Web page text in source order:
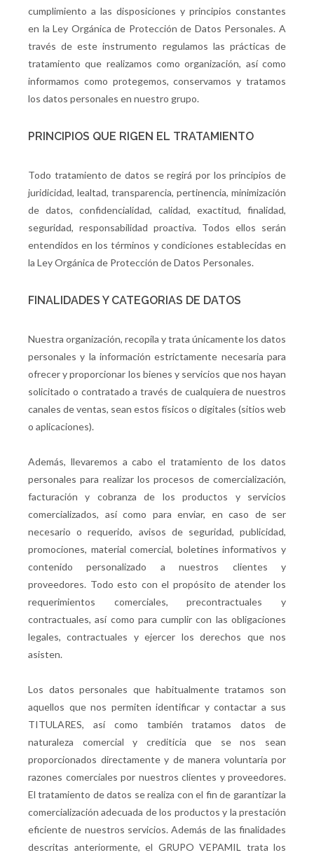
cumplimiento a las disposiciones y principios constantes
en la Ley Orgánica de Protección de Datos Personales. A
través de este instrumento regulamos las prácticas de
tratamiento que realizamos como organización, así como
informamos como protegemos, conservamos y tratamos
los datos personales en nuestro grupo.
PRINCIPIOS QUE RIGEN EL TRATAMIENTO
Todo tratamiento de datos se regirá por los principios de
juridicidad, lealtad, transparencia, pertinencia, minimización
de datos, confidencialidad, calidad, exactitud, finalidad,
seguridad, responsabilidad proactiva. Todos ellos serán
entendidos en los términos y condiciones establecidas en
la Ley Orgánica de Protección de Datos Personales.
FINALIDADES Y CATEGORIAS DE DATOS
Nuestra organización, recopila y trata únicamente los datos
personales y la información estrictamente necesaria para
ofrecer y proporcionar los bienes y servicios que nos hayan
solicitado o contratado a través de cualquiera de nuestros
canales de ventas, sean estos físicos o digitales (sitios web
o aplicaciones).
Además, llevaremos a cabo el tratamiento de los datos
personales para realizar los procesos de comercialización,
facturación y cobranza de los productos y servicios
comercializados, así como para enviar, en caso de ser
necesario o requerido, avisos de seguridad, publicidad,
promociones, material comercial, boletines informativos y
contenido personalizado a nuestros clientes y
proveedores. Todo esto con el propósito de atender los
requerimientos comerciales, precontractuales y
contractuales, así como para cumplir con las obligaciones
legales, contractuales y ejercer los derechos que nos
asisten.
Los datos personales que habitualmente tratamos son
aquellos que nos permiten identificar y contactar a sus
TITULARES, así como también tratamos datos de
naturaleza comercial y crediticia que se nos sean
proporcionados directamente y de manera voluntaria por
razones comerciales por nuestros clientes y proveedores.
El tratamiento de datos se realiza con el fin de garantizar la
comercialización adecuada de los productos y la prestación
eficiente de nuestros servicios. Además de las finalidades
descritas anteriormente, el GRUPO VEPAMIL trata los